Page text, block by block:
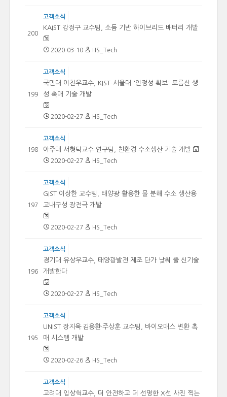
200
고객소식
KAIST 강정구 교수팀, 소듐 기반 하이브리드 배터리 개발
2020-03-10 HS_Tech
199
고객소식
국민대 이찬우교수, KIST-서울대 '안정성 확보' 포름산 생
성 촉매 기술 개발
2020-02-27 HS_Tech
198
고객소식
아주대 서형탁교수 연구팀, 친환경 수소생산 기술 개발
2020-02-27 HS_Tech
197
고객소식
GIST 이상한 교수팀, 태양광 활용한 물 분해 수소 생산용
고내구성 광전극 개발
2020-02-27 HS_Tech
196
고객소식
경기대 유상우교수, 태양광발전 제조 단가 낮춰 줄 신기술
개발한다
2020-02-27 HS_Tech
195
고객소식
UNIST 장지욱·김용환·주상훈 교수팀, 바이오매스 변환 촉
매 시스템 개발
2020-02-26 HS_Tech
고객소식
고려대 임상혁교수, 더 안전하고 더 선명한 X선 사진 찍는